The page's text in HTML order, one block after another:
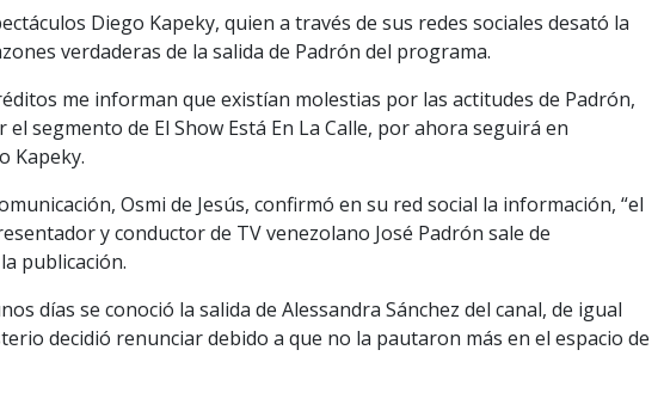
Diego Kapeky, quien a través de sus redes sociales desató la
verdaderas de la salida de Padrón del programa.
me informan que existían molestias por las actitudes de Padrón,
segmento de El Show Está En La Calle, por ahora seguirá en
Kapeky.
Osmi de Jesús, confirmó en su red social la información, “el
y conductor de TV venezolano José Padrón sale de
publicación.
días se conoció la salida de Alessandra Sánchez del canal, de igual
decidió renunciar debido a que no la pautaron más en el espacio de